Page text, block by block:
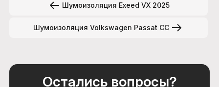
Шумоизоляция Exeed VX 2025
Шумоизоляция Volkswagen Passat CC
Остались вопросы?